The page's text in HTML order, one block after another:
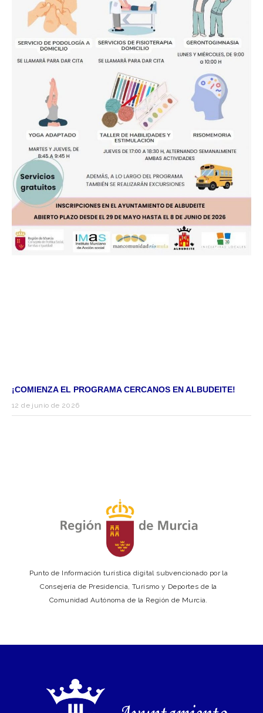
¡COMIENZA EL PROGRAMA CERCANOS EN ALBUDEITE!
12 de junio de 2026
Punto de Información turística digital subvencionado por la
Consejería de Presidencia, Turismo y Deportes de la
Comunidad Autónoma de la Región de Murcia.